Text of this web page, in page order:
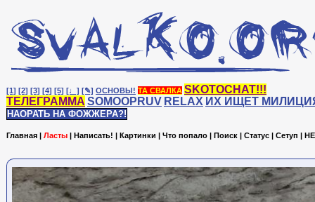
[1] [2] [3] [4] [5] [♩] [✎] ОСНОВЫ! ТА СВАЛКА SKOTOCHAT!!!
ТЕЛЕГРАММА SOMOOPRUV RELAX ИХ ИЩЕТ
НАОРАТЬ НА ФОЖЖЕРА?!
Главная | Ласты | Написать! | Картинки | Что попало | Поиск | Статус | Сетуп |